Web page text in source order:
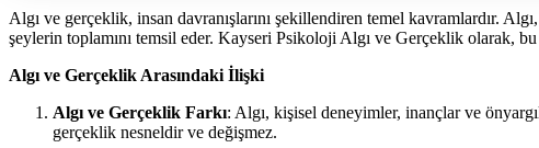
Algı ve gerçeklik, insan davranışlarını şekillendiren temel kavramlardır.
şeylerin toplamını temsil eder. Kayseri Psikoloji Algı ve Gerçeklik olarak,
Algı ve Gerçeklik Arasındaki İlişki
Algı ve Gerçeklik Farkı: Algı, kişisel deneyimler, inançlar ve
gerçeklik nesneldir ve değişmez.